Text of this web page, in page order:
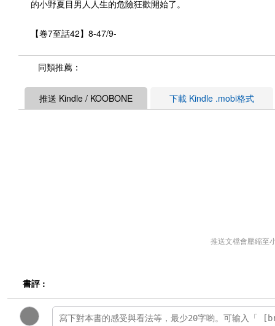
的小野夏目男人人生的危險狂歡開始了。
【卷7至話42】8-47/9-
同類推薦：
推送 Kindle / KOOBONE 下載 Kindle .mobi格式
推送文檔會壓縮至
書評 :